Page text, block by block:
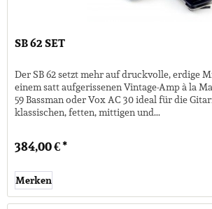
SB 62 SET
Der SB 62 setzt mehr auf druckvolle, erdige
einem satt aufgerissenen Vintage-Amp à la
59 Bassman oder Vox AC 30 ideal für die
klassischen, fetten, mittigen und...
384,00 € *
Merken